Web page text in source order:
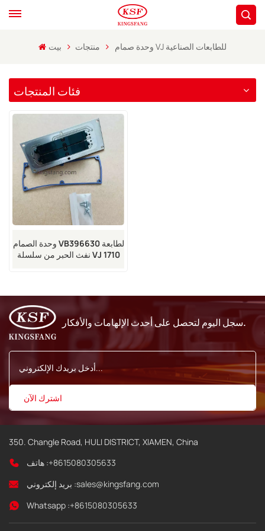
بيت منتجات وحدة صمام VJ للطابعات الصناعية
فئات المنتجات
وحدة الصمام VB396630 لطابعة
نفث الحبر من سلسلة VJ 1710
سجل اليوم لتحصل على أحدث الإلهامات والأفكار.
350. Changle Road, HULI DISTRICT, XIAMEN, China
هاتف :+8615080305633
بريد إلكتروني :sales@kingsfang.com
Whatsapp :+8615080305633